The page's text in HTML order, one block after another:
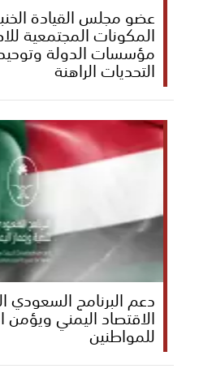
عضو مجلس القيادة
المكونات المجتمعية
مؤسسات الدولة
التحديات الراهنة
دعم البرنامج السعودي
الاقتصاد اليمني ويؤمن
للمواطنين